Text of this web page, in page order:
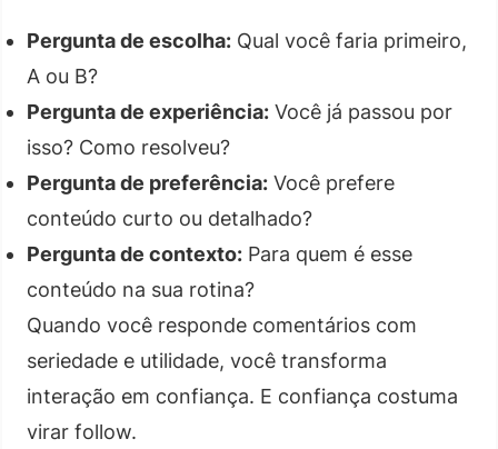
Pergunta de escolha: Qual você faria primeiro,
A ou B?
Pergunta de experiência: Você já passou por
isso? Como resolveu?
Pergunta de preferência: Você prefere
conteúdo curto ou detalhado?
Pergunta de contexto: Para quem é esse
conteúdo na sua rotina?
Quando você responde comentários com
seriedade e utilidade, você transforma
interação em confiança. E confiança costuma
virar follow.